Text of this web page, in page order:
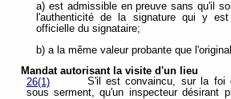
a) est admissible en preuve sans qu'il
l'authenticité de la signature qui y
officielle du signataire;
b) a la même valeur probante que
Mandat autorisant la visite d'un lieu
26(1)
S'il est convaincu, sur la foi
sous serment, qu'un inspecteur désirant